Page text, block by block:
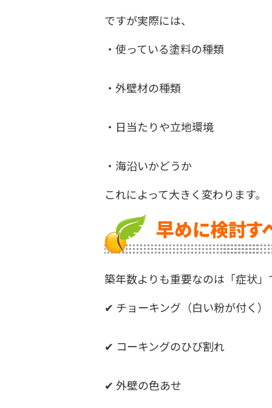
ですが実際には、
・使っている塗料の種類
・外壁材の種類
・日当たりや立地環境
・海沿いかどうか
これによって大きく変わります。
早めに検討す
築年数よりも重要なのは「症状」
✔ チョーキング（白い粉が付く）
✔ コーキングのひび割れ
✔ 外壁の色あせ